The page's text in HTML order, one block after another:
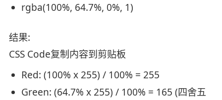
rgba(100%, 64.7%, 0%, 1)
结果:
CSS Code复制内容到剪贴板
Red: (100% x 255) / 100% = 255
Green: (64.7% x 255) / 100% = 165 (四舍五